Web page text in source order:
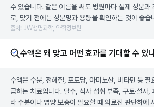
수 있습니다. 같은 이름을 써도 병원마다 실제 성분과
로, 맞기 전에는 성분명과 용량을 확인하는 것이 좋습
출처: JW생명과학, 약학정보원
수액은 왜 맞고 어떤 효과를 기대할 수 있
수액은 수분, 전해질, 포도당, 아미노산, 비타민 등 필
급하는 치료입니다. 탈수, 식사 섭취 부족, 구토·설사,
라 수분이나 영양 보충이 필요할 때 의료진 판단하에